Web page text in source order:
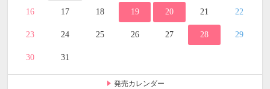
16 17 18 19 20 21 22
23 24 25 26 27 28 29
30 31
発売カレンダー